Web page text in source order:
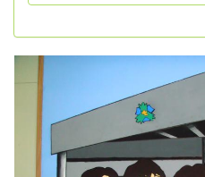
p
r
e
v